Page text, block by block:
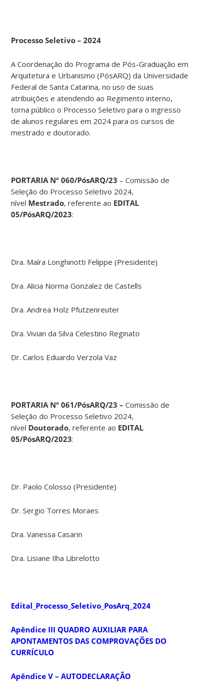
Processo Seletivo – 2024
A Coordenação do Programa de Pós-Graduação em
Arquitetura e Urbanismo (PósARQ) da Universidade
Federal de Santa Catarina, no uso de suas
atribuições e atendendo ao Regimento interno,
torna público o Processo Seletivo para o ingresso
de alunos regulares em 2024 para os cursos de
mestrado e doutorado.
PORTARIA Nº 060/PósARQ/23 – Comissão de
Seleção do Processo Seletivo 2024,
nível Mestrado, referente ao EDITAL
05/PósARQ/2023:
Dra. Maíra Longhinotti Felippe (Presidente)
Dra. Alicia Norma Gonzalez de Castells
Dra. Andrea Holz Pfutzenreuter
Dra. Vivian da Silva Celestino Reginato
Dr. Carlos Eduardo Verzola Vaz
PORTARIA Nº 061/PósARQ/23 –Comissão de
Seleção do Processo Seletivo 2024,
nível Doutorado, referente ao EDITAL
05/PósARQ/2023:
Dr. Paolo Colosso (Presidente)
Dr. Sergio Torres Moraes
Dra. Vanessa Casarin
Dra. Lisiane Ilha Librelotto
Edital_Processo_Seletivo_PosArq_2024
Apêndice III QUADRO AUXILIAR PARA
APONTAMENTOS DAS COMPROVAÇÕES DO
CURRÍCULO
Apêndice V – AUTODECLARAÇÃO